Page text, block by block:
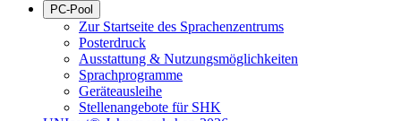
PC-Pool
Zur Startseite des Sprachenzentrums
Posterdruck
Ausstattung & Nutzungsmöglichkeiten
Sprachprogramme
Geräteausleihe
Stellenangebote für SHK